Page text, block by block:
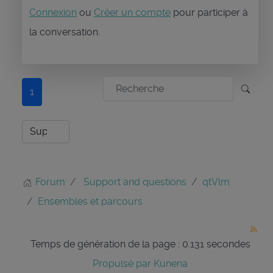
Connexion ou Créer un compte pour participer à
la conversation.
1
Forum Support and questions
qtVlm
Ensembles et parcours
Temps de génération de la page : 0.131 secondes
Propulsé par Kunena